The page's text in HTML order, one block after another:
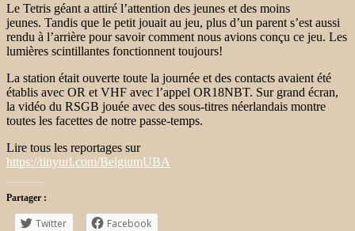
Le Tetris géant a attiré l’attention des jeunes et des moins
jeunes. Tandis que le petit jouait au jeu, plus d’un parent s’est aussi
rendu à l’arrière pour savoir comment nous avions conçu ce jeu. Les
lumières scintillantes fonctionnent toujours!
La station était ouverte toute la journée et des contacts avaient été
établis avec OR et VHF avec l’appel OR18NBT. Sur grand écran,
la vidéo du RSGB jouée avec des sous-titres néerlandais montre
toutes les facettes de notre passe-temps.
Lire tous les reportages sur
https://tinyurl.com/BelgiumUBA
Partager :
Twitter Facebook